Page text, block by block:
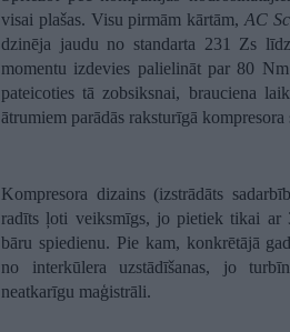
visai plašas. Visu pirmām kārtām,AC
dzinēja jaudu no standarta 231 Zs
momentu izdevies palielināt par 80
pateicoties tā zobsiksnai, brauciena
ātrumiem parādās raksturīgā
Kompresora dizains (izstrādāts
radīts ļoti veiksmīgs, jo pietiek tikai ar
bāru spiedienu. Pie kam, konkrētājā
no interkūlera uzstādīšanas, jo
neatkarīgu maģistrāli.